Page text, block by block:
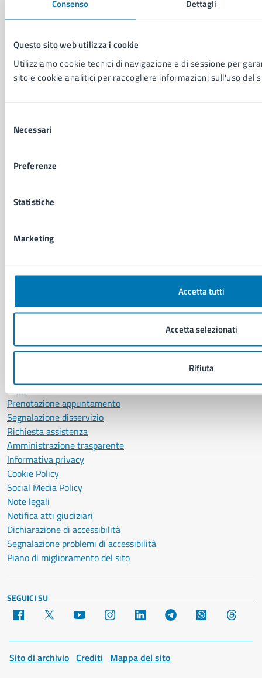
Consenso Dettagli
Questo sito web utilizza i cookie
Utilizziamo cookie tecnici di navigazione e di sessione per
sito e cookie analitici per raccogliere informazioni sull'uso del
delNecessari
Preferenze
Statistiche
Marketing
Accetta tutti
Accetta selezionati
Rifiuta
NOVITÀ
Notizie
Comunicati
Comunicati stampa della Giunta Comunale
VIVERE IL COMUNE
Eventi
Comune di Napoli
LEI: 8156007FF4DEB97ABA09
PEC:urp@pec.comune.napoli.it
Leggi le FAQ
Prenotazione appuntamento
Segnalazione disservizio
Richiesta assistenza
Amministrazione trasparente
Informativa privacy
Cookie Policy
Social Media Policy
Note legali
Notifica atti giudiziari
Dichiarazione di accessibilità
Segnalazione problemi di accessibilità
Piano di miglioramento del sito
SEGUICI SU
Facebook YouTube Instagram LinkedIn Telegram WhatsApp
Sito di archivio Crediti Mappa del sito